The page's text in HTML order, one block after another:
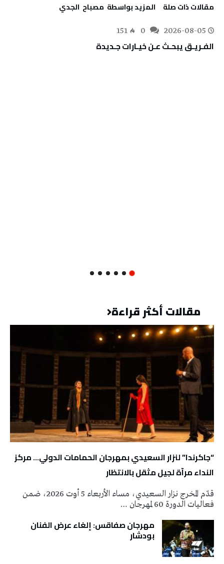
‫مقالات ذات صلة‬ ‫‫المزيد بواسطة‬ ‬ مصباح ‭ ‬الجدي
2026-08-05
151
الفـريـق‭ ‬يبحـث‭ ‬عـن‭ ‬خيـارات‭ ‬جـديدة
مقالات أكثر قراءة
“جاكرندا” لنزار السعيدي بمهرجان الحمامات الدولي… مركز
النداء مرآة لجيل مثقل بالانتظار
قدّم المخرج نزار السعيدي، مساء الأربعاء 5 أوت 2026، ضمن
فعاليات الدورة 60 لمهرجان …
مهرجان صفاقس: إلغاء عرض الفنان
بودشار